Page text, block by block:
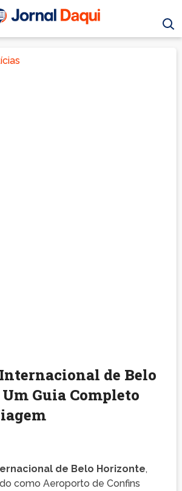
de Belo
Guia Completo
de Belo Horizonte,
como Aeroporto de Confins